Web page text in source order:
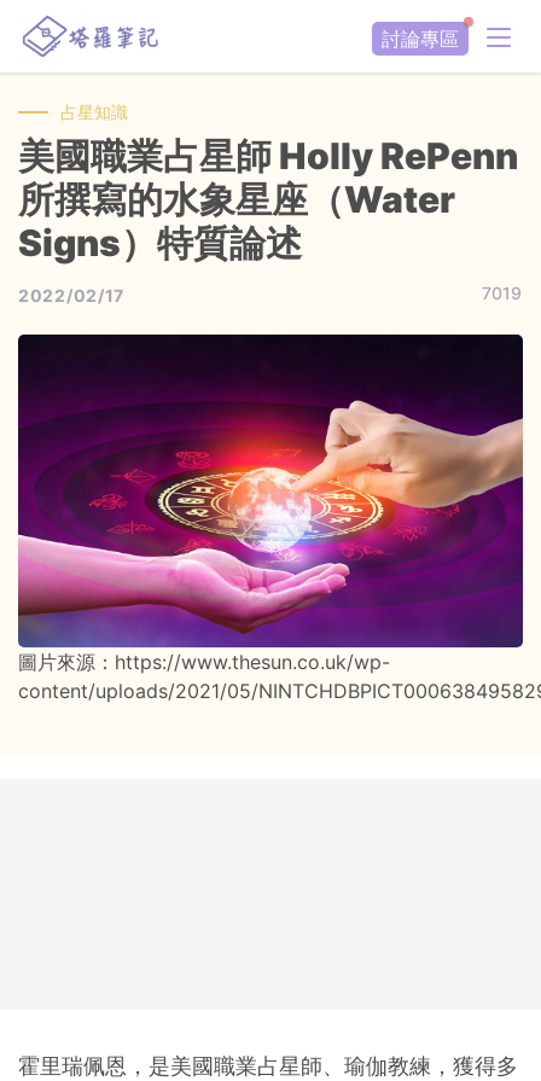
討論專區
占星知識
美國職業占星師 Holly RePenn
所撰寫的水象星座（Water
Signs）特質論述
2022/02/17 7019
圖片來源：https://www.thesun.co.uk/wp-
content/uploads/2021/05/
霍里瑞佩恩，是美國職業占星師、瑜伽教練，獲得多